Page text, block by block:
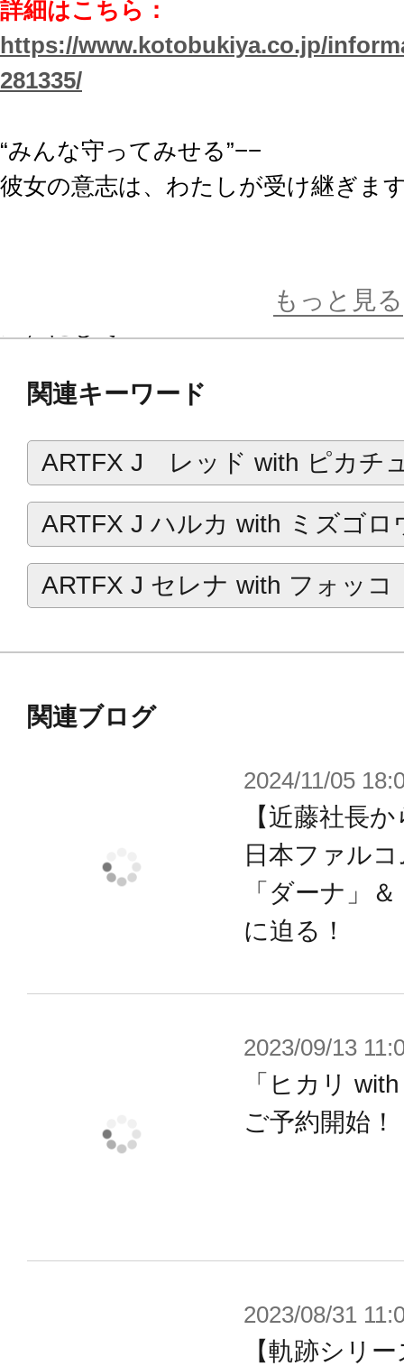
詳細はこちら：
https://www.kotobukiya.co.jp/
281335/
“みんな守ってみせる”−−
彼女の意志は、わたしが受け継ぎま
地精(グノーム)によって生み出され
ン待望の初フィギュア化！
『英雄伝説 閃の軌跡IV -THE END
装を細部まで再現。
ふわりと舞う髪や、強さと儚さを兼
グなど、ゲーム内の彼女のイメージ
ました。
※初回生産時から価格を変更しての
※画像は試作品です。実際の商品と
もっと見る
関連キーワード
ARTFX J レッド with ピカチ
ARTFX J ハルカ with ミズゴロ
ARTFX J セレナ with フォッコ
関連ブログ
2024/11/05
【近藤社長
日本ファル
「ダーナ」
に迫る！
2023/09/13
「ヒカリ
ご予約開始！
2023/08/31
【軌跡シリ